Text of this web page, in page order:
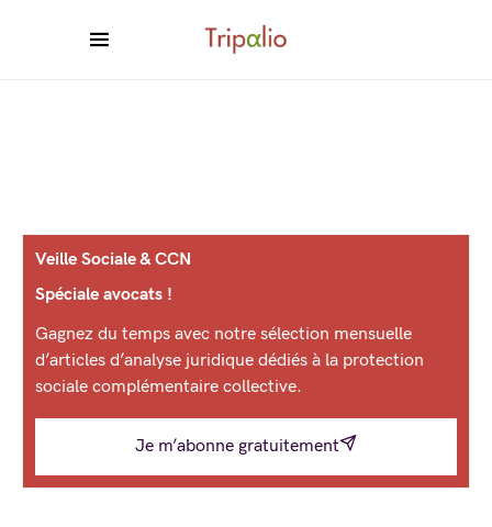
Veille Sociale & CCN
Spéciale avocats !
Gagnez du temps avec notre sélection mensuelle
d’articles d’analyse juridique dédiés à la protection
sociale complémentaire collective.
Je m’abonne gratuitement